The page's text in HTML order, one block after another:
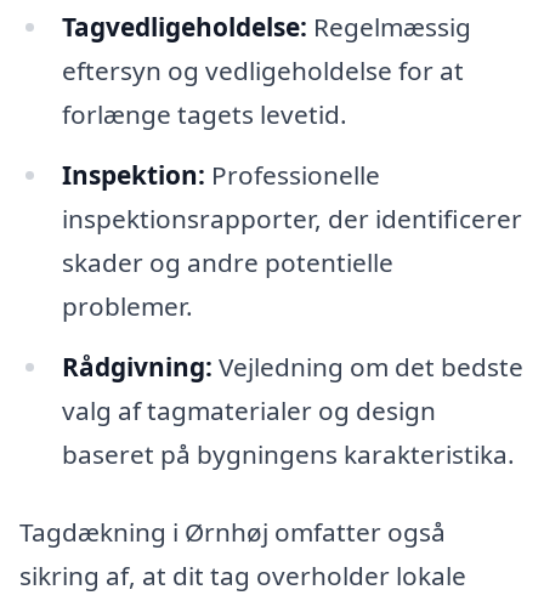
Tagvedligeholdelse: Regelmæssig
eftersyn og vedligeholdelse for at
forlænge tagets levetid.
Inspektion: Professionelle
inspektionsrapporter, der identificerer
skader og andre potentielle
problemer.
Rådgivning: Vejledning om det bedste
valg af tagmaterialer og design
baseret på bygningens karakteristika.
Tagdækning i Ørnhøj omfatter også
sikring af, at dit tag overholder lokale